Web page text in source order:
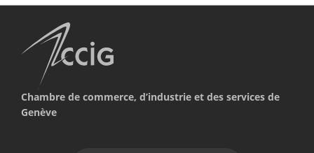
Chambre de commerce, d’industrie et des services de
Genève